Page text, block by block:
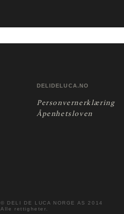
DELIDELUCA.NO
Personvernerklæring
Åpenhetsloven
© DELI DE LUCA NORGE AS 2014
Alle rettigheter.